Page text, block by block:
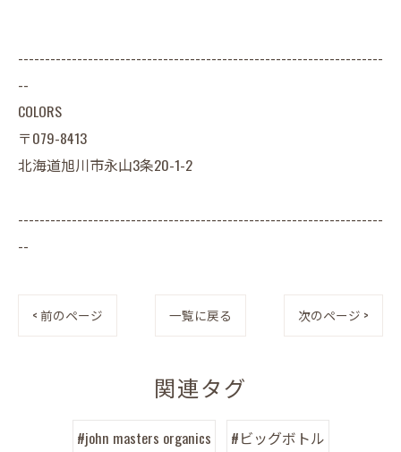
--------------------------------------------------------------------
--
COLORS
〒079-8413
北海道旭川市永山3条20-1-2
--------------------------------------------------------------------
--
< 前のページ 一覧に戻る 次のページ >
関連タグ
#john masters organics
#ビッグボトル